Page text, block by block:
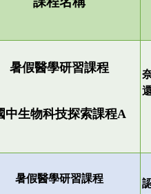
暑假醫學研習課程
中生物科技探索課程A
暑假醫學研習課程